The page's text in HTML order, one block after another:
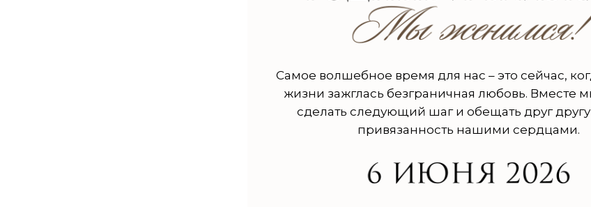
Самое волшебное время для нас – это сейчас,
жизни зажглась безграничная любовь. Вместе
сделать следующий шаг и обещать друг
привязанность нашими сердцами.